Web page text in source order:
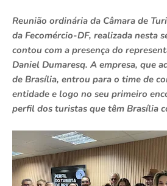
Reunião ordinária da Câmara de
da Fecomércio-DF, realizada nesta
contou com a presença do
Daniel Dumaresq. A empresa, que
de Brasília, entrou para o time de
entidade e logo no seu primeiro
perfil dos turistas que têm Brasília